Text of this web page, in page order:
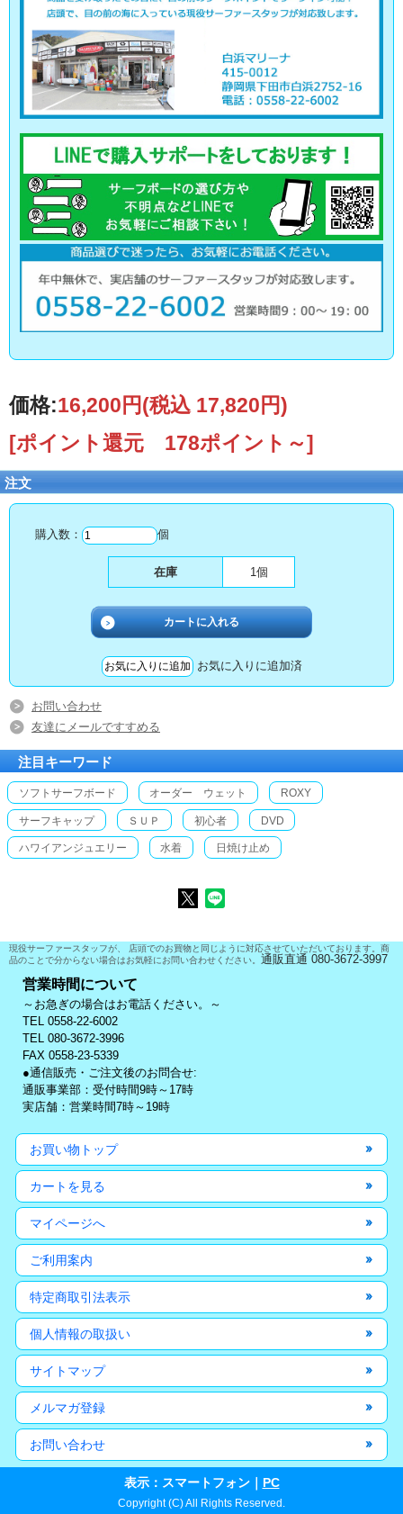
価格:16,200円(税込 17,820円)
[ポイント還元 178ポイント～]
注文
購入数： 個
在庫 1個
お気に入りに追加済
お問い合わせ
友達にメールですすめる
注目キーワード
ソフトサーフボード オーダー ウェット ROXY
サーフキャップ ＳＵＰ 初心者 DVD
ハワイアンジュエリー 水着 日焼け止め
現役サーファースタッフが、 店頭でのお買物と同じように対応させていただいております。商
品のことで分からない場合はお気軽にお問い合わせください。 通販直通 080-3672-3997
営業時間について
～お急ぎの場合はお電話ください。～
TEL 0558-22-6002
TEL 080-3672-3996
FAX 0558-23-5339
●通信販売・ご注文後のお問合せ:
通販事業部：受付時間9時～17時
実店舗：営業時間7時～19時
お買い物トップ
カートを見る
マイページへ
ご利用案内
特定商取引法表示
個人情報の取扱い
サイトマップ
メルマガ登録
お問い合わせ
表示：スマートフォン｜ PC
Copyright (C) All Rights Reserved.